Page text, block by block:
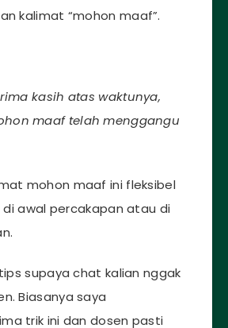
kalimat “mohon maaf”.
kasih atas waktunya,
maaf telah menggangu
mohon maaf ini fleksibel
di awal percakapan atau di
supaya chat kalian nggak
Biasanya saya
trik ini dan dosen pasti